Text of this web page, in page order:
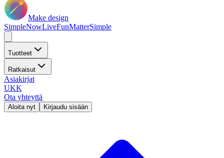
Make design
SimpleNowLiveFunMatterSimple
Tuotteet
Ratkaisut
Asiakirjat
UKK
Ota yhteyttä
Aloita nyt Kirjaudu sisään